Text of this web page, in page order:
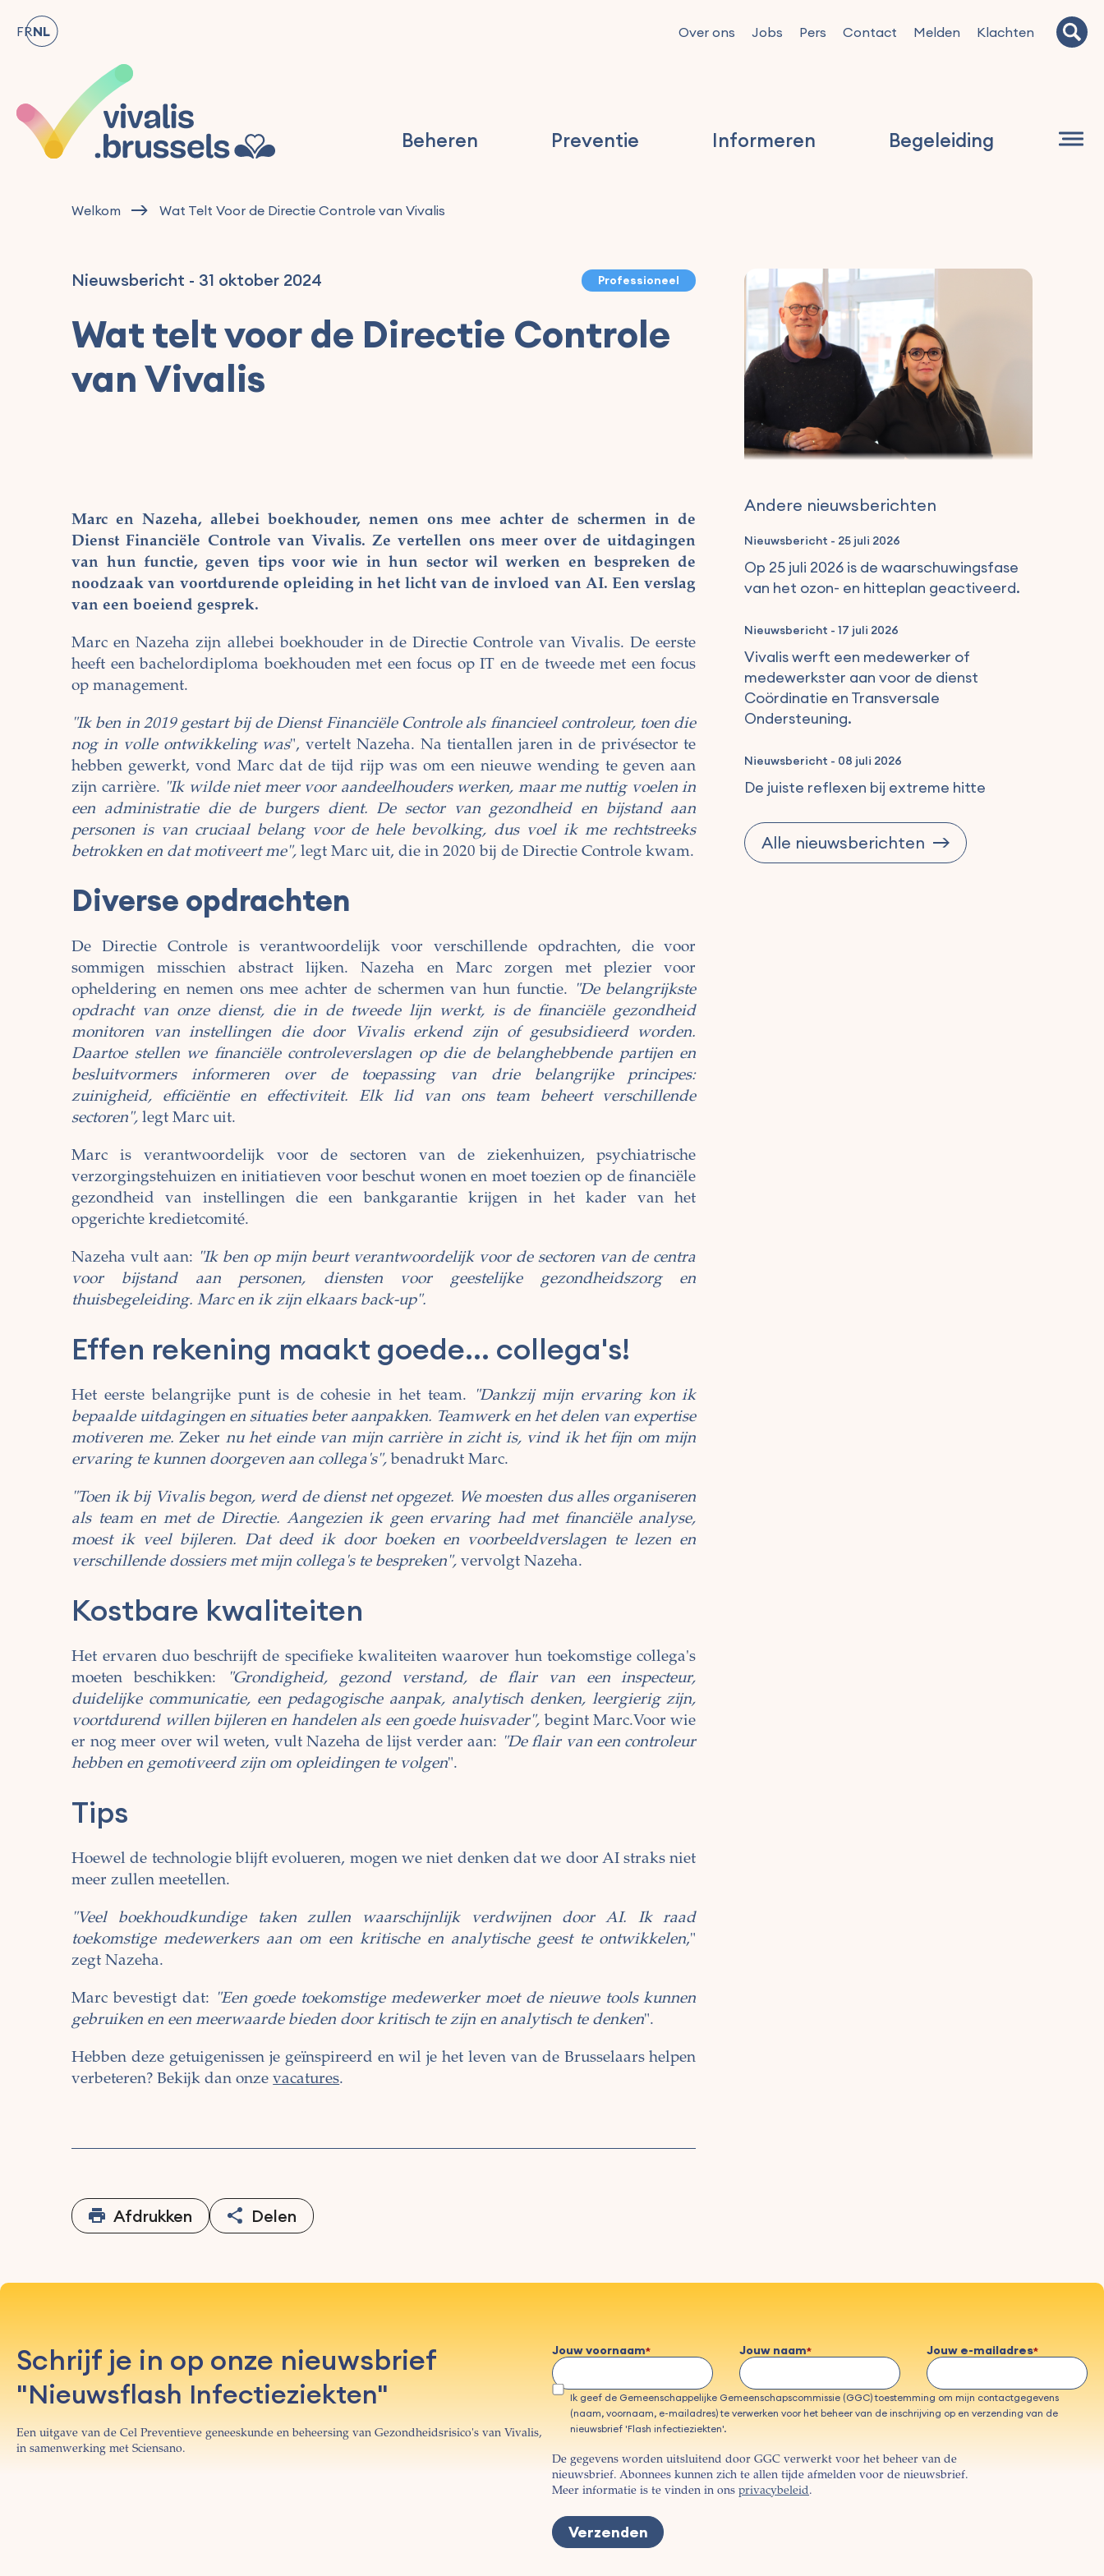
FRNL Over ons Jobs Pers Contact Melden Klachten
Beheren Preventie Informeren Begeleiding
Welkom Wat Telt Voor de Directie Controle van Vivalis
Nieuwsbericht - 31 oktober 2024 Professioneel
Wat telt voor de Directie Controle
van Vivalis
Marc en Nazeha, allebei boekhouder, nemen ons mee achter de schermen in de
Dienst Financiële Controle van Vivalis. Ze vertellen ons meer over de uitdagingen
van hun functie, geven tips voor wie in hun sector wil werken en bespreken de
noodzaak van voortdurende opleiding in het licht van de invloed van AI. Een verslag
van een boeiend gesprek.
Marc en Nazeha zijn allebei boekhouder in de Directie Controle van Vivalis. De eerste
heeft een bachelordiploma boekhouden met een focus op IT en de tweede met een focus
op management.
"Ik ben in 2019 gestart bij de Dienst Financiële Controle als financieel controleur, toen die
nog in volle ontwikkeling was", vertelt Nazeha. Na tientallen jaren in de privésector te
hebben gewerkt, vond Marc dat de tijd rijp was om een nieuwe wending te geven aan
zijn carrière. "Ik wilde niet meer voor aandeelhouders werken, maar me nuttig voelen in
een administratie die de burgers dient. De sector van gezondheid en bijstand aan
personen is van cruciaal belang voor de hele bevolking, dus voel ik me rechtstreeks
betrokken en dat motiveert me",legt Marc uit, die in 2020 bij de Directie Controle kwam.
Diverse opdrachten
De Directie Controle is verantwoordelijk voor verschillende opdrachten, die voor
sommigen misschien abstract lijken. Nazeha en Marc zorgen met plezier voor
opheldering en nemen ons mee achter de schermen van hun functie.
"De belangrijkste
opdracht van onze dienst, die in de tweede lijn werkt, is de financiële gezondheid
monitoren van instellingen die door Vivalis erkend zijn of gesubsidieerd worden.
Daartoe stellen we financiële controleverslagen op die de belanghebbende partijen en
besluitvormers informeren over de toepassing van drie belangrijke principes:
zuinigheid, efficiëntie en effectiviteit. Elk lid van ons team beheert verschillende
sectoren",legt Marc uit.
Marc is verantwoordelijk voor de sectoren van de ziekenhuizen, psychiatrische
verzorgingstehuizen en initiatieven voor beschut wonen en moet toezien op de financiële
gezondheid van instellingen die een bankgarantie krijgen in het kader van het
opgerichte kredietcomité.
Nazeha vult aan: "Ik ben op mijn beurt verantwoordelijk voor de sectoren van de centra
voor bijstand aan personen, diensten voor geestelijke gezondheidszorg en
thuisbegeleiding. Marc en ik zijn elkaars back-up".
Effen rekening maakt goede... collega's!
Het eerste belangrijke punt is de cohesie in het team.
"Dankzij mijn ervaring kon ik
bepaalde uitdagingen en situaties beter aanpakken. Teamwerk en het delen van expertise
motiveren me. Zeker nu het einde van mijn carrière in zicht is, vind ik het fijn om mijn
ervaring te kunnen doorgeven aan collega's", benadrukt Marc.
"Toen ik bij Vivalis begon, werd de dienst net opgezet. We moesten dus alles organiseren
als team en met de Directie. Aangezien ik geen ervaring had met financiële analyse,
moest ik veel bijleren. Dat deed ik door boeken en voorbeeldverslagen te lezen en
verschillende dossiers met mijn collega's te bespreken", vervolgt Nazeha.
Kostbare kwaliteiten
Het ervaren duo beschrijft de specifieke kwaliteiten waarover hun toekomstige collega's
moeten beschikken:
"Grondigheid, gezond verstand, de flair van een inspecteur,
duidelijke communicatie, een pedagogische aanpak, analytisch denken, leergierig zijn,
voortdurend willen bijleren en handelen als een goede huisvader", begint Marc.Voor wie
er nog meer over wil weten, vult Nazeha de lijst verder aan: "De flair van een controleur
hebben en gemotiveerd zijn om opleidingen te volgen".
Tips
Hoewel de technologie blijft evolueren, mogen we niet denken dat we door AI straks niet
meer zullen meetellen.
"Veel boekhoudkundige taken zullen waarschijnlijk verdwijnen door AI. Ik raad
toekomstige medewerkers aan om een kritische en analytische geest te ontwikkelen,"
zegt Nazeha.
Marc bevestigt dat:
"Een goede toekomstige medewerker moet de nieuwe tools kunnen
gebruiken en een meerwaarde bieden door kritisch te zijn en analytisch te denken".
Hebben deze getuigenissen je geïnspireerd en wil je het leven van de Brusselaars helpen
verbeteren? Bekijk dan onzevacatures.
Afdrukken Delen
Andere nieuwsberichten
Nieuwsbericht - 25 juli 2026
Op 25 juli 2026 is de waarschuwingsfase
van het ozon- en hitteplan geactiveerd.
Nieuwsbericht - 17 juli 2026
Vivalis werft een medewerker of
medewerkster aan voor de dienst
Coördinatie en Transversale
Ondersteuning.
Nieuwsbericht - 08 juli 2026
De juiste reflexen bij extreme hitte
Alle nieuwsberichten
Schrijf je in op onze nieuwsbrief
"Nieuwsflash Infectieziekten"
Een uitgave van de Cel Preventieve geneeskunde en beheersing van Gezondheidsrisico's van Vivalis,
in samenwerking met Sciensano.
Jouw voornaam Jouw naam Jouw e-mailadres
Ik geef de Gemeenschappelijke Gemeenschapscommissie (GGC) toestemming om mijn contactgegevens
(naam, voornaam, e-mailadres) te verwerken voor het beheer van de inschrijving op en verzending van de
nieuwsbrief 'Flash infectieziekten'.
De gegevens worden uitsluitend door GGC verwerkt voor het beheer van de
nieuwsbrief. Abonnees kunnen zich te allen tijde afmelden voor de nieuwsbrief.
Meer informatie is te vinden in ons privacybeleid.